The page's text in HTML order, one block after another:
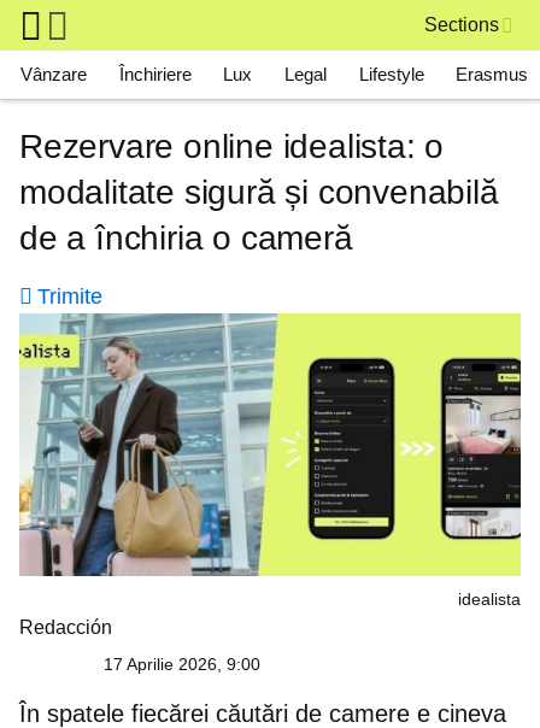
Skip to main content
Sections
Main navigation
Vânzare Închiriere Lux Legal Lifestyle Erasmus
Rezervare online idealista: o
modalitate sigură și convenabilă
de a închiria o cameră
Trimite
idealista
Redacción
17 Aprilie 2026, 9:00
În spatele fiecărei căutări de camere e cineva